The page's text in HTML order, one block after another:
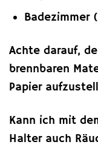
Badezimmer
Achte darauf,
brennbaren
Papier
Kann ich mit
Halter auch